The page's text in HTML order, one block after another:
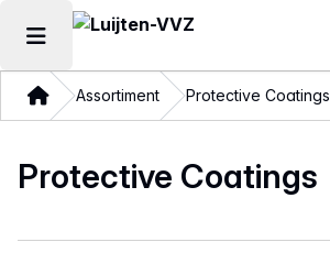
Hoofdmenu openen
ThuisAssortiment Protective Coatings
Protective Coatings